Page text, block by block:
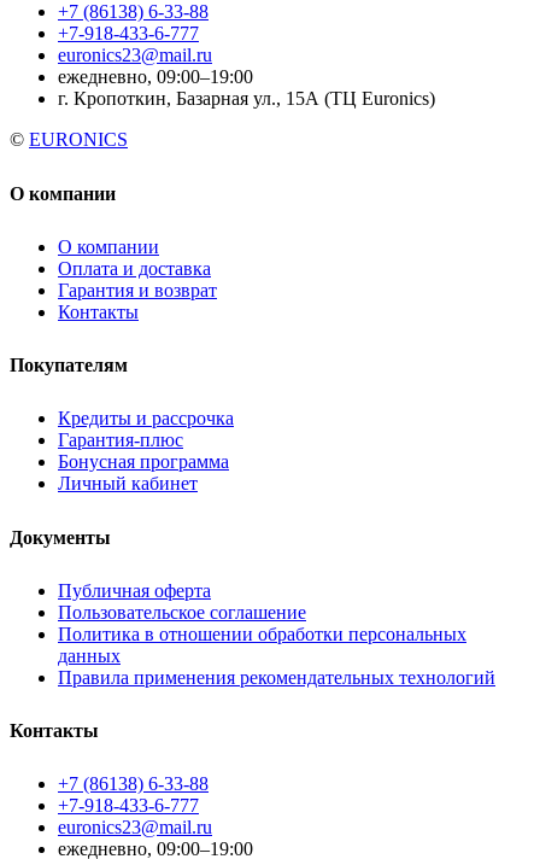
+7 (86138) 6-33-88
+7-918-433-6-777
euronics23@mail.ru
ежедневно, 09:00–19:00
г. Кропоткин, Базарная ул., 15А (ТЦ Euronics)
© EURONICS
О компании
О компании
Оплата и доставка
Гарантия и возврат
Контакты
Покупателям
Кредиты и рассрочка
Гарантия-плюс
Бонусная программа
Личный кабинет
Документы
Публичная оферта
Пользовательское соглашение
Политика в отношении обработки персональных
данных
Правила применения рекомендательных технологий
Контакты
+7 (86138) 6-33-88
+7-918-433-6-777
euronics23@mail.ru
ежедневно, 09:00–19:00